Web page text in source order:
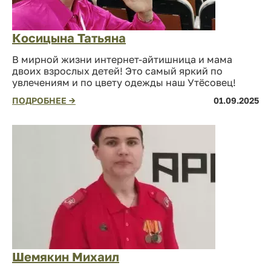
Косицына Татьяна
В мирной жизни интернет-айтишница и мама
двоих взрослых детей! Это самый яркий по
увлечениям и по цвету одежды наш Утёсовец!
ПОДРОБНЕЕ → 01.09.2025
Шемякин Михаил